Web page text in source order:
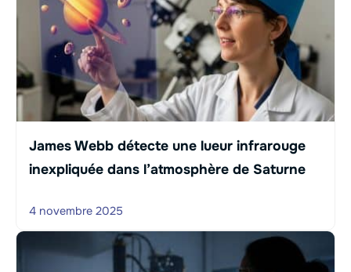
James Webb détecte une lueur infrarouge
inexpliquée dans l’atmosphère de Saturne
4 novembre 2025